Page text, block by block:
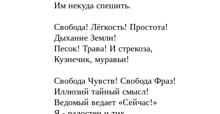
Им некуда спешить.
Свобода! Лёгкость! Простота!
Дыхание Земли!
Песок! Трава! И стрекоза,
Кузнечик, муравьи!
Свобода Чувств! Свобода Фраз!
Иллюзий тайный смысл!
Ведомый ведает «Сейчас!»